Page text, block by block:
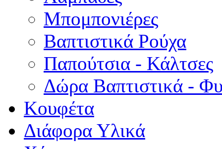
Μπομπονιέρες
Βαπτιστικά Ρούχα
Παπούτσια - Κάλτσες
Δώρα Βαπτιστικά -
Κουφέτα
Διάφορα Υλικά